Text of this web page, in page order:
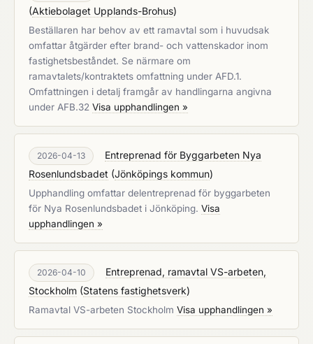
(Aktiebolaget Upplands-Brohus)
Beställaren har behov av ett ramavtal som i huvudsak
omfattar åtgärder efter brand- och vattenskador inom
fastighetsbeståndet. Se närmare om
ramavtalets/kontraktets omfattning under AFD.1.
Omfattningen i detalj framgår av handlingarna angivna
under AFB.32 Visa upphandlingen »
2026-04-13
Entreprenad för Byggarbeten Nya
Rosenlundsbadet (Jönköpings kommun)
Upphandling omfattar delentreprenad för byggarbeten
för Nya Rosenlundsbadet i Jönköping. Visa
upphandlingen »
2026-04-10
Entreprenad, ramavtal VS-arbeten,
Stockholm (Statens fastighetsverk)
Ramavtal VS-arbeten Stockholm Visa upphandlingen »